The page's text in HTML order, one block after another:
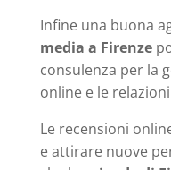
Infine una buona
media a Firenze
consulenza per la
online e le
Le recensioni
e attirare nuove